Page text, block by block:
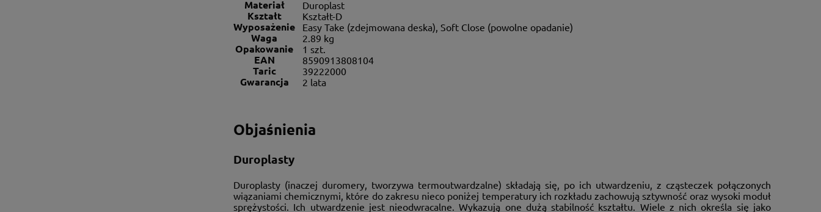
Materiał Duroplast
Kształt Kształt-D
Wyposażenie Easy Take (zdejmowana deska), Soft Close (powolne opadanie)
Waga 2.89 kg
Opakowanie 1 szt.
EAN 8590913808104
Taric 39222000
Gwarancja 2 lata
Objaśnienia
Duroplasty
Duroplasty (inaczej duromery, tworzywa termoutwardzalne) składają się, po ich utwardzeniu, z cząsteczek połączonych
wiązaniami chemicznymi, które do zakresu nieco poniżej temperatury ich rozkładu zachowują sztywność oraz wysoki moduł
sprężystości. Ich utwardzenie jest nieodwracalne. Wykazują one dużą stabilność kształtu. Wiele z nich określa się jako